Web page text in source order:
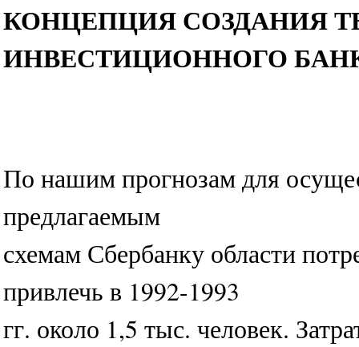
КОНЦЕПЦИЯ СОЗДАНИЯ
ИНВЕСТИЦИОННОГО
По нашим прогнозам для
предлагаемым
схемам Сбербанку области
привлечь в 1992-1993
гг. около 1,5 тыс. человек.